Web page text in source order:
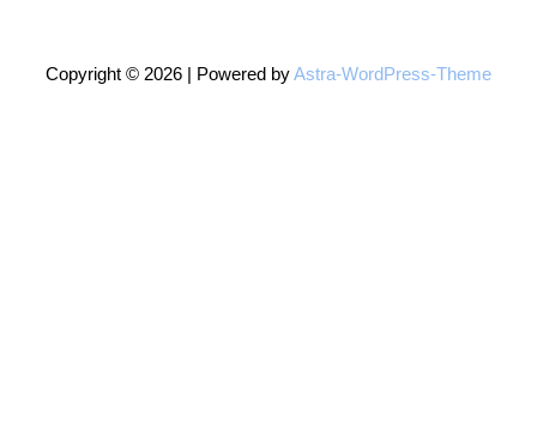
Copyright © 2026 | Powered byAstra-WordPress-Theme